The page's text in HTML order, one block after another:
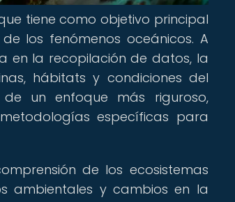
tiene como objetivo principal
los fenómenos oceánicos. A
en la recopilación de datos, la
hábitats y condiciones del
un enfoque más riguroso,
específicas para
de los ecosistemas
ambientales y cambios en la